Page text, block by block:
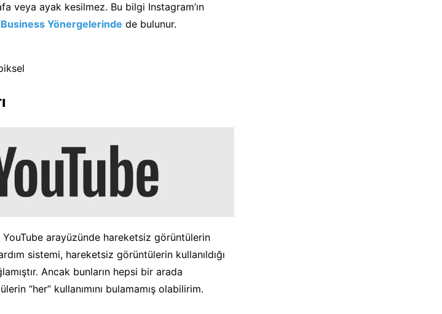
veya ayak kesilmez. Bu bilgi Instagram’ın
Yönergelerinde de bulunur.
arayüzünde hareketsiz görüntülerin
sistemi, hareketsiz görüntülerin kullanıldığı
Ancak bunların hepsi bir arada
“her” kullanımını bulamamış olabilirim.